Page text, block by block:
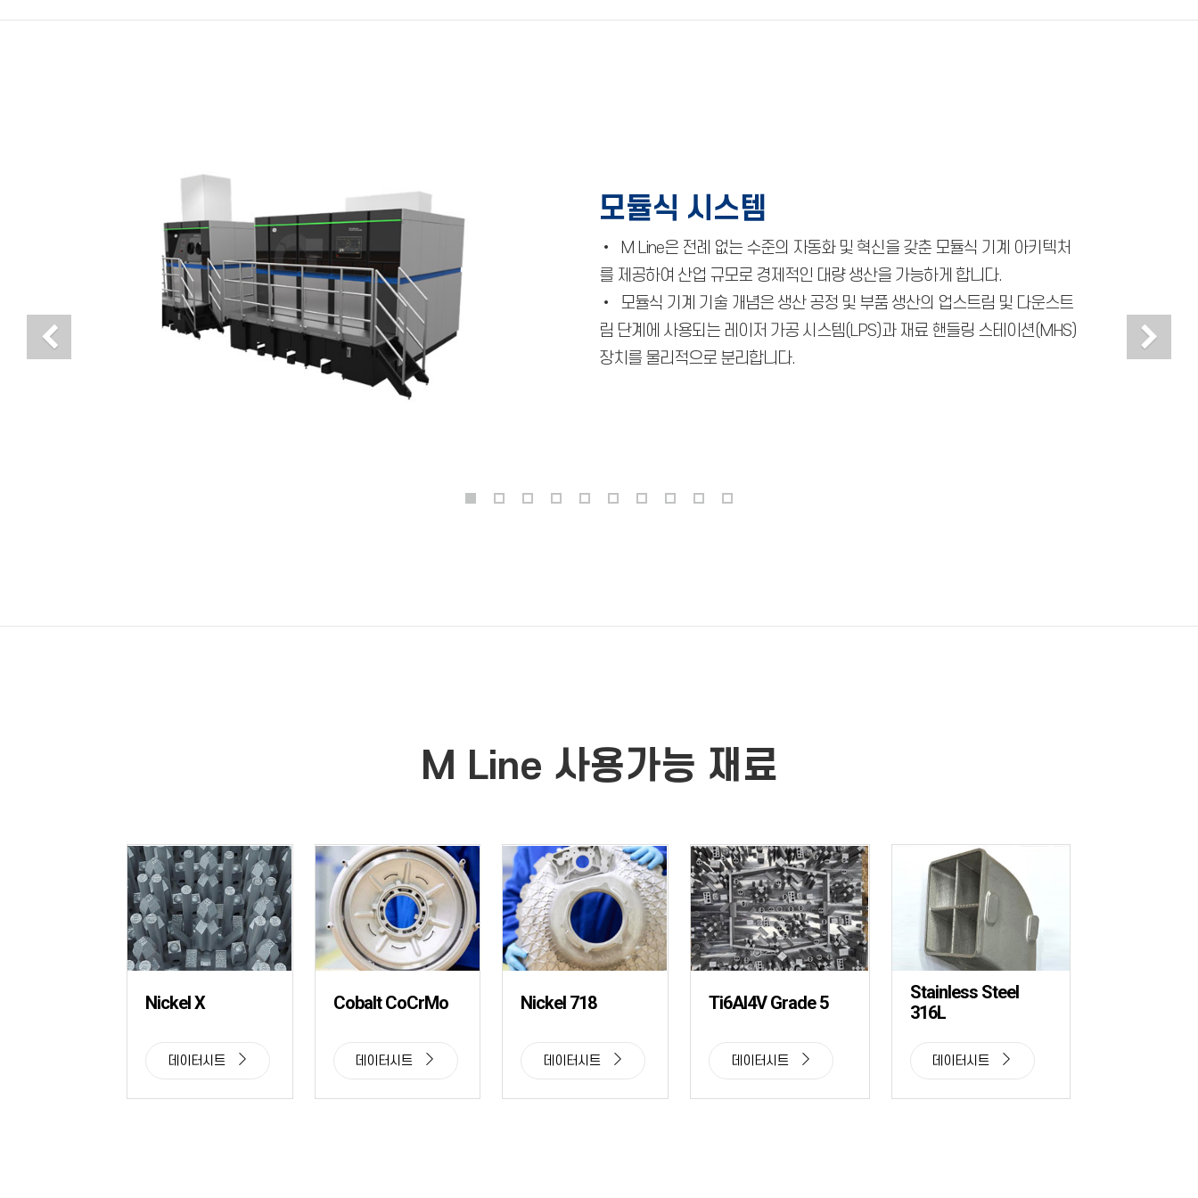
모듈식 시스템
• M Line은 전례 없는 수준의 자동화 및 혁신을 갖춘 모듈식 기계 아키텍처
를 제공하여 산업 규모로 경제적인 대량 생산을 가능하게 합니다.
• 모듈식 기계 기술 개념은 생산 공정 및 부품 생산의 업스트림 및 다운스트
림 단계에 사용되는 레이저 가공 시스템(LPS)과 재료 핸들링 스테이션(MHS)
장치를 물리적으로 분리합니다.
Previous
M Line 사용가능 재료
Nickel X
데이터시트
Cobalt CoCrMo
데이터시트
Nickel 718
데이터시트
Ti6Al4V Grade 5
데이터시트
Stainless Steel
316L
데이터시트